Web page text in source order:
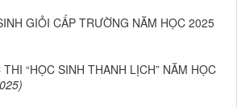
GIỎI CẤP TRƯỜNG NĂM HỌC 2025
“HỌC SINH THANH LỊCH” NĂM HỌC